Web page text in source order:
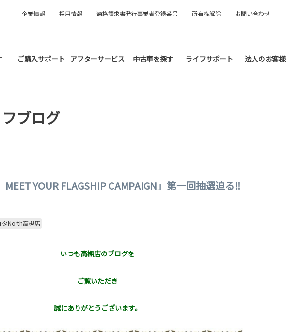
ご購入サポート アフターサービス 中古車を探す ライフサポート 法人のお客様
企業情報 採用情報 適格請求書発行事業者登録番号 所有権解除 お問い合わせ
ブログ
MEET YOUR FLAGSHIP CAMPAIGN」第一回抽選迫る‼
タNorth高槻店
いつも高槻店のブログを
ご覧いただき
誠にありがとうございます。